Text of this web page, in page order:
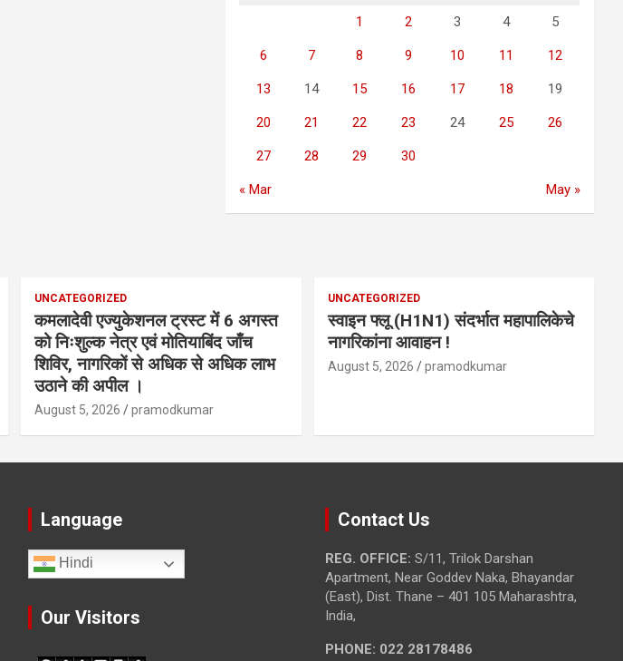
1 2 3 4 5
6 7 8 9 10 11 12
13 14 15 16 17 18 19
20 21 22 23 24 25 26
27 28 29 30
« Mar May »
UNCATEGORIZED
कमलादेवी एज्युकेशनल ट्रस्ट में 6 अगस्त
को निःशुल्क नेत्र एवं मोतियाबिंद जाँच
शिविर, नागरिकों से अधिक से अधिक लाभ
उठाने की अपील ।
August 5, 2026 pramodkumar
UNCATEGORIZED
स्वाइन फ्लू (H1N1) संदर्भात महापालिकेचे
नागरिकांना आवाहन !
August 5, 2026 pramodkumar
Language
Hindi
Our Visitors
Contact Us
REG. OFFICE: S/11, Trilok Darshan
Apartment, Near Goddev Naka, Bhayandar
(East), Dist. Thane – 401 105 Maharashtra,
India,
PHONE: 022 28178486